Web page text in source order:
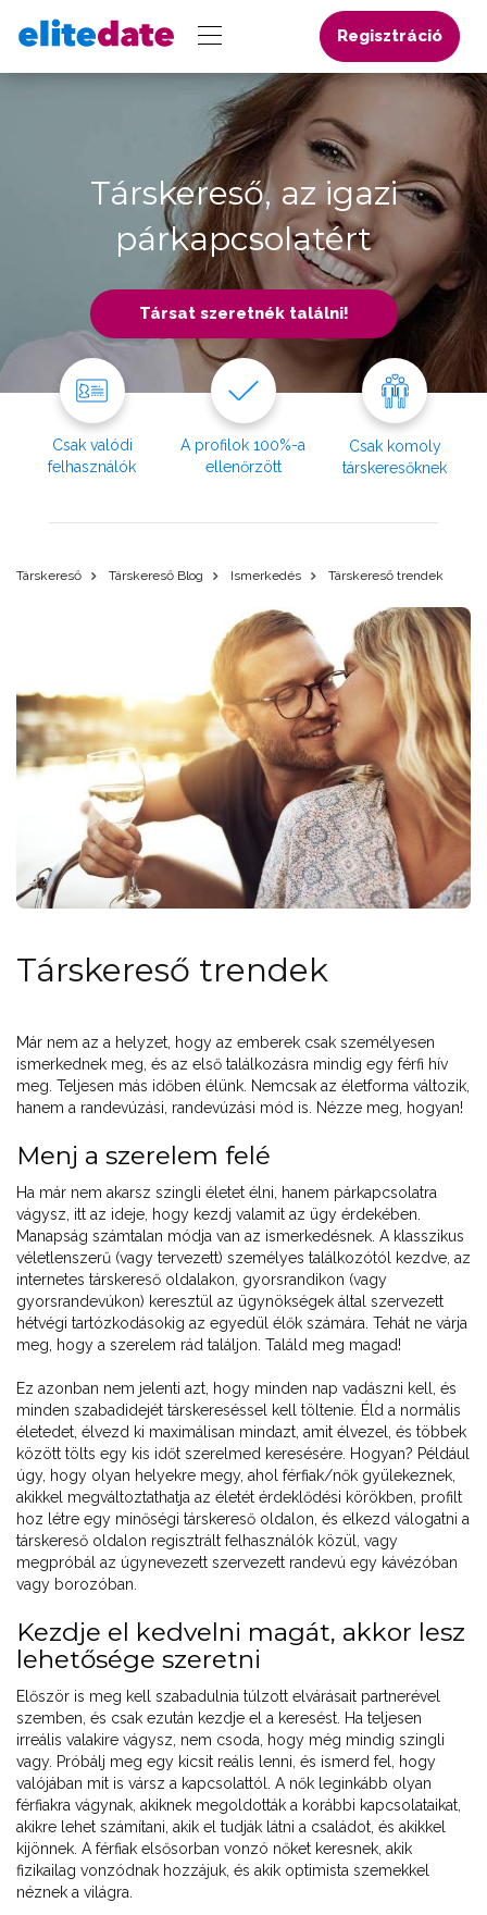
Regisztráció
Társkereső, az igazi
párkapcsolatért
Társat szeretnék találni!
Csak valódi
felhasználók
A profilok 100%-a
ellenőrzött
Csak komoly
társkeresőknek
Társkereső Társkereső Blog Ismerkedés Társkereső trendek
Társkereső trendek
Már nem az a helyzet, hogy az emberek csak személyesen
ismerkednek meg, és az első találkozásra mindig egy férfi hív
meg. Teljesen más időben élünk. Nemcsak az életforma változik,
hanem a randevúzási, randevúzási mód is. Nézze meg, hogyan!
Menj a szerelem felé
Ha már nem akarsz szingli életet élni, hanem párkapcsolatra
vágysz, itt az ideje, hogy kezdj valamit az ügy érdekében.
Manapság számtalan módja van az ismerkedésnek. A klasszikus
véletlenszerű (vagy tervezett) személyes találkozótól kezdve, az
internetes társkereső oldalakon, gyorsrandikon (vagy
gyorsrandevúkon) keresztül az ügynökségek által szervezett
hétvégi tartózkodásokig az egyedül élők számára. Tehát ne várja
meg, hogy a szerelem rád találjon. Találd meg magad!
Ez azonban nem jelenti azt, hogy minden nap vadászni kell, és
minden szabadidejét társkereséssel kell töltenie. Éld a normális
életedet, élvezd ki maximálisan mindazt, amit élvezel, és többek
között tölts egy kis időt szerelmed keresésére. Hogyan? Például
úgy, hogy olyan helyekre megy, ahol férfiak/nők gyülekeznek,
akikkel megváltoztathatja az életét érdeklődési körökben, profilt
hoz létre egy minőségi társkereső oldalon, és elkezd válogatni a
társkereső oldalon regisztrált felhasználók közül, vagy
megpróbál az úgynevezett szervezett randevú egy kávézóban
vagy borozóban.
Kezdje el kedvelni magát, akkor lesz
lehetősége szeretni
Először is meg kell szabadulnia túlzott elvárásait partnerével
szemben, és csak ezután kezdje el a keresést. Ha teljesen
irreális valakire vágysz, nem csoda, hogy még mindig szingli
vagy. Próbálj meg egy kicsit reális lenni, és ismerd fel, hogy
valójában mit is vársz a kapcsolattól. A nők leginkább olyan
férfiakra vágynak, akiknek megoldották a korábbi kapcsolataikat,
akikre lehet számítani, akik el tudják látni a családot, és akikkel
kijönnek. A férfiak elsősorban vonzó nőket keresnek, akik
fizikailag vonzódnak hozzájuk, és akik optimista szemekkel
néznek a világra.